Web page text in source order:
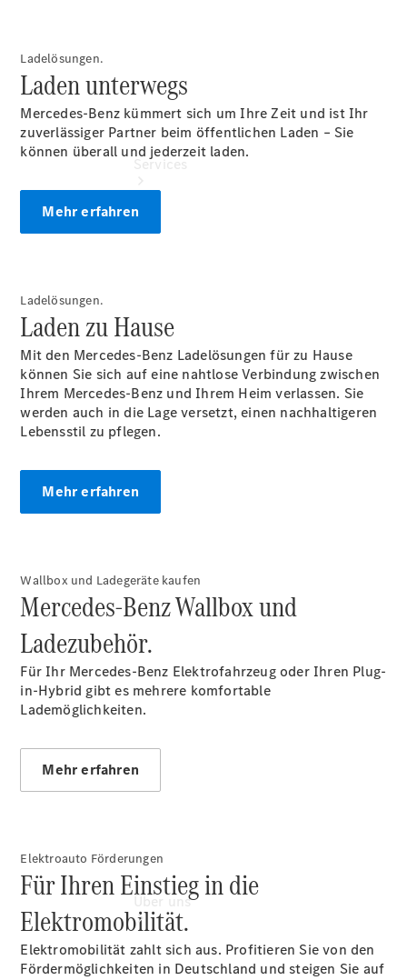
Services
Serviceangebote
Reifen &
Kompletträder
Teile &
Zubehör
Pannen- &
Schadenhilfe
Rückrufe &
Finanzdienste
Garantie-
Onlineverlängerung
Digitale
Extras
Hauptuntersuchung:
Rundum entspannt
zur Plakette
Über uns
Ladelösungen.
Laden unterwegs
Mercedes-Benz kümmert sich um Ihre Zeit und ist Ihr
zuverlässiger Partner beim öffentlichen Laden – Sie
können überall und jederzeit laden.
Mehr erfahren
Ladelösungen.
Laden zu Hause
Mit den Mercedes-Benz Ladelösungen für zu Hause
können Sie sich auf eine nahtlose Verbindung zwischen
Ihrem Mercedes-Benz und Ihrem Heim verlassen. Sie
werden auch in die Lage versetzt, einen nachhaltigeren
Lebensstil zu pflegen.
Mehr erfahren
Wallbox und Ladegeräte kaufen
Mercedes-Benz Wallbox und
Ladezubehör.
Für Ihr Mercedes-Benz Elektrofahrzeug oder Ihren Plug-
in-Hybrid gibt es mehrere komfortable
Lademöglichkeiten.
Mehr erfahren
Elektroauto Förderungen
Für Ihren Einstieg in die
Elektromobilität.
Elektromobilität zahlt sich aus. Profitieren Sie von den
Fördermöglichkeiten in Deutschland und steigen Sie auf